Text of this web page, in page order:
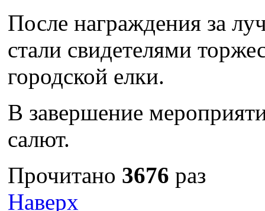
После награждения за
стали свидетелями
городской елки.
В завершение
салют.
Прочитано 3676 раз
Наверх